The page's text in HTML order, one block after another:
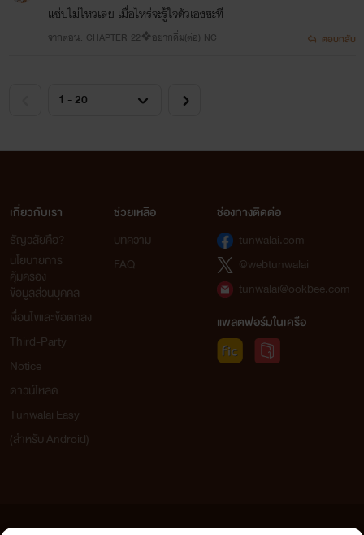
แซ่บไม่ไหวเลย เมื่อไหร่จะรู้ใจตัวเองซะที
จากตอน: CHAPTER 22❖อยากดื่ม(ต่อ) NC ตอบกลับ
เกี่ยวกับเรา
ธัญวลัยคือ?
นโยบายการ
คุ้มครอง
ข้อมูลส่วนบุคคล
เงื่อนไขและข้อตกลง
Third-Party
Notice
ดาวน์โหลด
Tunwalai Easy
(สำหรับ Android)
ช่วยเหลือ
บทความ
FAQ
ช่องทางติดต่อ
tunwalai.com
@webtunwalai
tunwalai@ookbee.com
แพลตฟอร์มในเครือ